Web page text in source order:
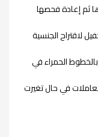
ثم إعادة فحصها
لاقتراح الجنسية
الحمراء في
في حال تغيرت